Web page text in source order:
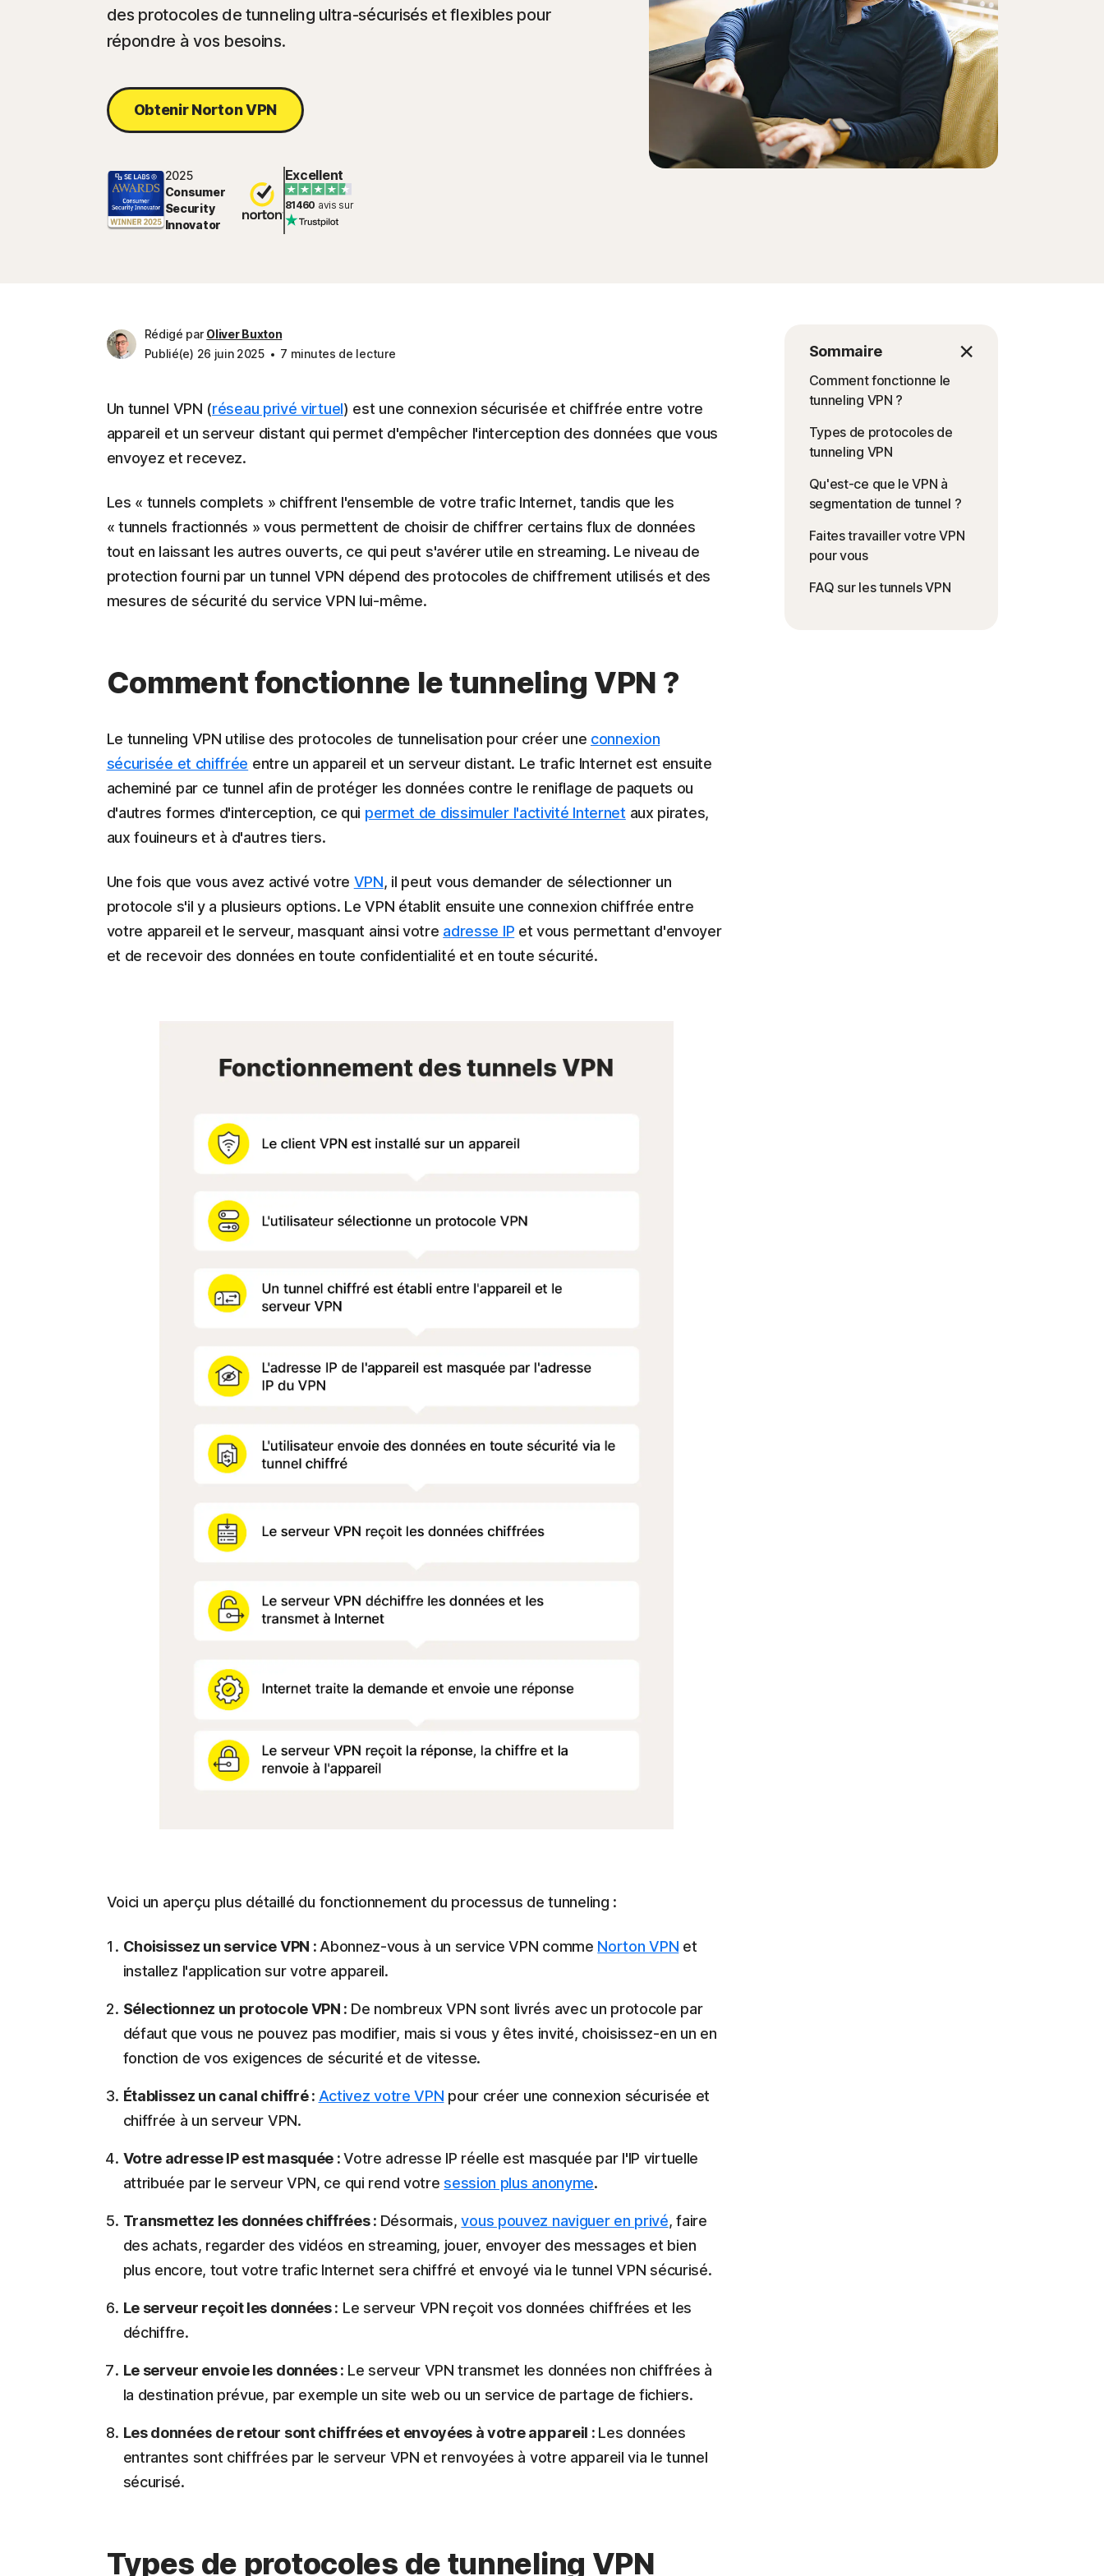
des protocoles de tunneling ultra-sécurisés et flexibles pour
répondre à vos besoins.
Obtenir Norton VPN
2025
Consumer
Security
Innovator
Excellent
81460 avis sur
Rédigé par Oliver Buxton
Publié(e) 26 juin 2025
7 minutes de lecture Sommaire
Comment fonctionne le
tunneling VPN ?
Types de protocoles de
tunneling VPN
Qu'est-ce que le VPN à
segmentation de tunnel ?
Faites travailler votre VPN
pour vous
FAQ sur les tunnels VPN
Un tunnel VPN (réseau privé virtuel) est une connexion sécurisée et chiffrée entre votre
appareil et un serveur distant qui permet d'empêcher l'interception des données que vous
envoyez et recevez.
Les « tunnels complets » chiffrent l'ensemble de votre trafic Internet, tandis que les
« tunnels fractionnés » vous permettent de choisir de chiffrer certains flux de données
tout en laissant les autres ouverts, ce qui peut s'avérer utile en streaming. Le niveau de
protection fourni par un tunnel VPN dépend des protocoles de chiffrement utilisés et des
mesures de sécurité du service VPN lui-même.
Comment fonctionne le tunneling VPN ?
Le tunneling VPN utilise des protocoles de tunnelisation pour créer une connexion
sécurisée et chiffrée entre un appareil et un serveur distant. Le trafic Internet est ensuite
acheminé par ce tunnel afin de protéger les données contre le reniflage de paquets ou
d'autres formes d'interception, ce qui permet de dissimuler l'activité Internet aux pirates,
aux fouineurs et à d'autres tiers.
Une fois que vous avez activé votre VPN, il peut vous demander de sélectionner un
protocole s'il y a plusieurs options. Le VPN établit ensuite une connexion chiffrée entre
votre appareil et le serveur, masquant ainsi votre adresse IP et vous permettant d'envoyer
et de recevoir des données en toute confidentialité et en toute sécurité.
Voici un aperçu plus détaillé du fonctionnement du processus de tunneling :
Choisissez un service VPN :Abonnez-vous à un service VPN comme Norton VPN et
installez l'application sur votre appareil.
Sélectionnez un protocole VPN : De nombreux VPN sont livrés avec un protocole par
défaut que vous ne pouvez pas modifier, mais si vous y êtes invité, choisissez-en un en
fonction de vos exigences de sécurité et de vitesse.
Établissez un canal chiffré : Activez votre VPN pour créer une connexion sécurisée et
chiffrée à un serveur VPN.
Votre adresse IP est masquée :Votre adresse IP réelle est masquée par l'IP virtuelle
attribuée par le serveur VPN, ce qui rend votresession plus anonyme.
Transmettez les données chiffrées : Désormais,vous pouvez naviguer en privé, faire
des achats, regarder des vidéos en streaming, jouer, envoyer des messages et bien
plus encore, tout votre trafic Internet sera chiffré et envoyé via le tunnel VPN sécurisé.
Le serveur reçoit les données : Le serveur VPN reçoit vos données chiffrées et les
déchiffre.
Le serveur envoie les données : Le serveur VPN transmet les données non chiffrées à
la destination prévue, par exemple un site web ou un service de partage de fichiers.
Les données de retour sont chiffrées et envoyées à votre appareil : Les données
entrantes sont chiffrées par le serveur VPN et renvoyées à votre appareil via le tunnel
sécurisé.
Types de protocoles de tunneling VPN